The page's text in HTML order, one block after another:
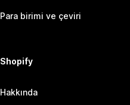
Para birimi ve çeviri
Shopify
Hakkında